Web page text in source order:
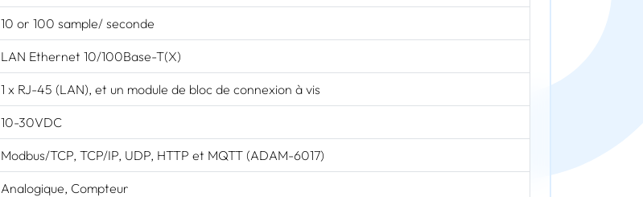
10 or 100 sample/ seconde
LAN Ethernet 10/100Base-T(X)
1 x RJ-45 (LAN), et un module de bloc de connexion à vis
10-30VDC
Modbus/TCP, TCP/IP, UDP, HTTP et MQTT (ADAM-6017)
Analogique, Compteur